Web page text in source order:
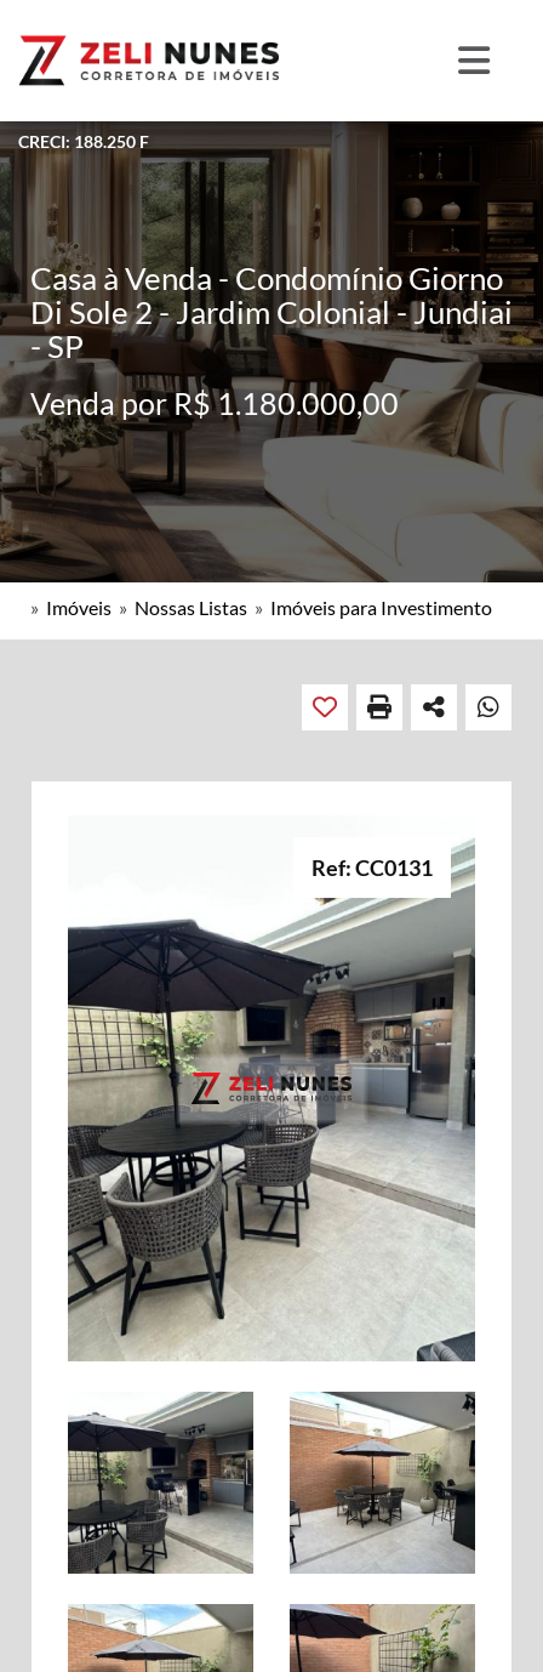
CRECI: 188.250 F
Casa à Venda - Condomínio Giorno
Di Sole 2 - Jardim Colonial - Jundiai
- SP
Venda por R$ 1.180.000,00
» Imóveis » Nossas Listas » Imóveis para Investimento
Ref: CC0131